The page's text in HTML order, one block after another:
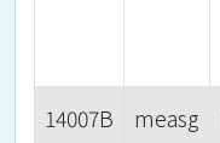
14007B measg